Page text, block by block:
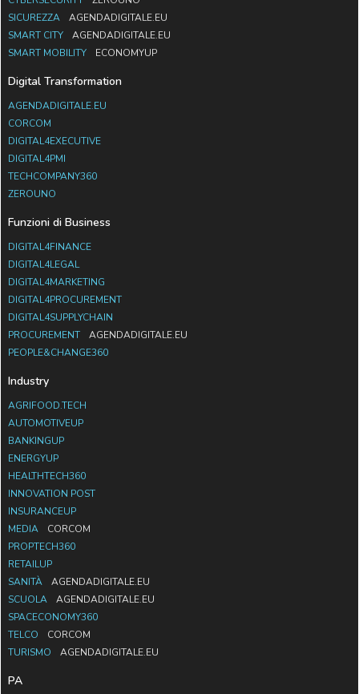
SICUREZZA
AGENDADIGITALE.EU
SMART CITY
AGENDADIGITALE.EU
SMART MOBILITY
ECONOMYUP
Digital Transformation
AGENDADIGITALE.EU
CORCOM
DIGITAL4EXECUTIVE
DIGITAL4PMI
TECHCOMPANY360
ZEROUNO
Funzioni di Business
DIGITAL4FINANCE
DIGITAL4LEGAL
DIGITAL4MARKETING
DIGITAL4PROCUREMENT
DIGITAL4SUPPLYCHAIN
PROCUREMENT
AGENDADIGITALE.EU
PEOPLE&CHANGE360
Industry
AGRIFOOD.TECH
AUTOMOTIVEUP
BANKINGUP
ENERGYUP
HEALTHTECH360
INNOVATION POST
INSURANCEUP
MEDIA
CORCOM
PROPTECH360
RETAILUP
SANITÀ
AGENDADIGITALE.EU
SCUOLA
AGENDADIGITALE.EU
SPACECONOMY360
TELCO
CORCOM
TURISMO
AGENDADIGITALE.EU
PA